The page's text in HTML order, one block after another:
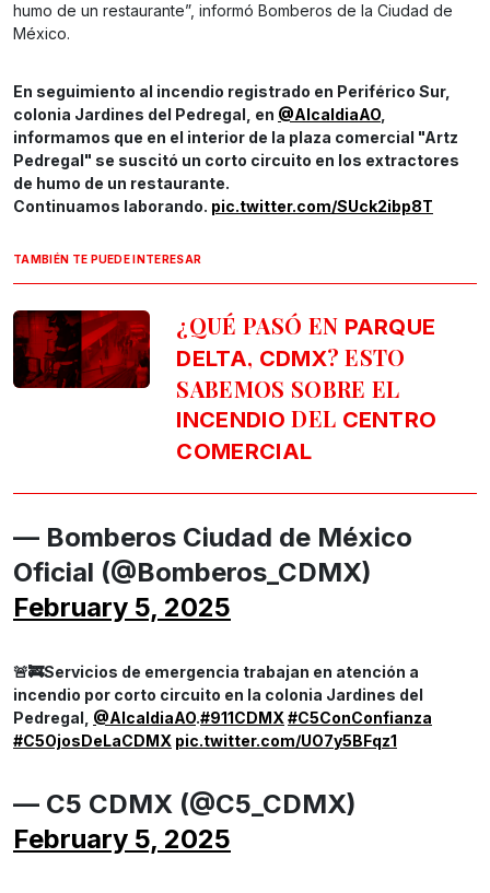
humo de un restaurante”, informó Bomberos de la Ciudad de
México.
En seguimiento al incendio registrado en Periférico Sur,
colonia Jardines del Pedregal, en @AlcaldiaAO,
informamos que en el interior de la plaza comercial "Artz
Pedregal" se suscitó un corto circuito en los extractores
de humo de un restaurante.
Continuamos laborando. pic.twitter.com/SUck2ibp8T
TAMBIÉN TE PUEDE INTERESAR
¿QUÉ PASÓ EN PARQUE
DELTA, CDMX? ESTO
SABEMOS SOBRE EL
INCENDIO DEL CENTRO
COMERCIAL
— Bomberos Ciudad de México
Oficial (@Bomberos_CDMX)
February 5, 2025
🚨🚒Servicios de emergencia trabajan en atención a
incendio por corto circuito en la colonia Jardines del
Pedregal, @AlcaldiaAO.#911CDMX#C5ConConfianza
#C5OjosDeLaCDMX pic.twitter.com/UO7y5BFqz1
— C5 CDMX (@C5_CDMX)
February 5, 2025